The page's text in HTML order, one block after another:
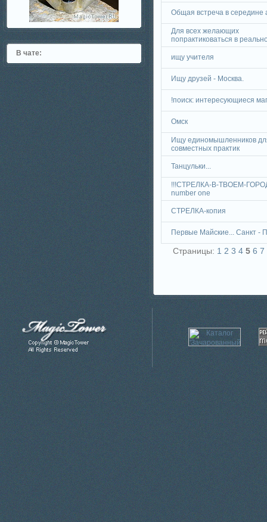
В чате:
Общая встреча в середине
Для всех желающих
попрактиковаться в
ищу учителя
Ищу друзей - Москва.
!поиск: интересующиеся
Омск
Ищу единомышленников
совместных практик
Танцульки...
!!!СТРЕЛКА-В-ТВОЕМ-
number one
СТРЕЛКА-копия
Первые Майские... Санкт -
Страницы: 1 2 3 4 5 6 7